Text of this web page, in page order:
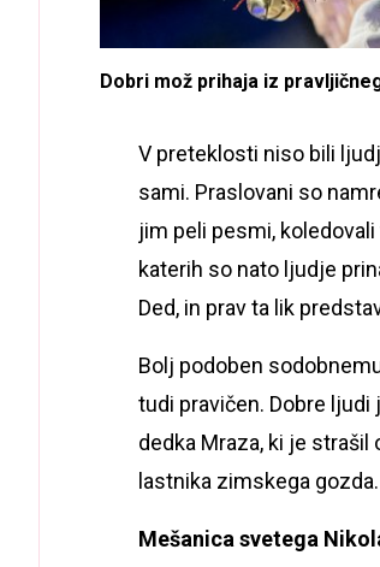
Dobri mož prihaja iz
V preteklosti niso bili
sami. Praslovani so
jim peli pesmi,
katerih so nato ljudje
Ded, in prav ta lik
Bolj podoben
tudi pravičen. Dobre
dedka Mraza, ki je
lastnika zimskega gozda.
Mešanica svetega